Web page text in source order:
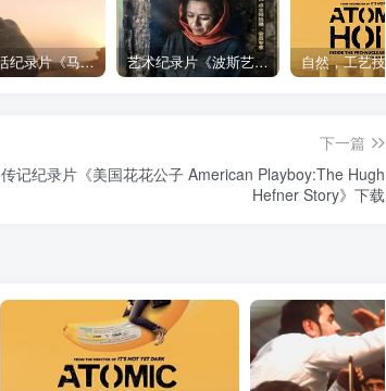
社会生活纪录片《马加拉 Makala》下载 艺术纪录片《波斯艺术 Art of Persia》下载
下一篇
传记纪录片《美国花花公子 American Playboy:The Hugh
Hefner Story》下载